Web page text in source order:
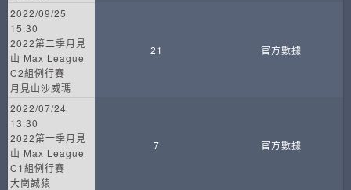
2022/09/25
15:30
2022第二季月見
山 Max League
C2組例行賽
月見山沙威瑪
21 官方數據
2022/07/24
13:30
2022第一季月見
山 Max League
C1組例行賽
大崗誠猿
7 官方數據